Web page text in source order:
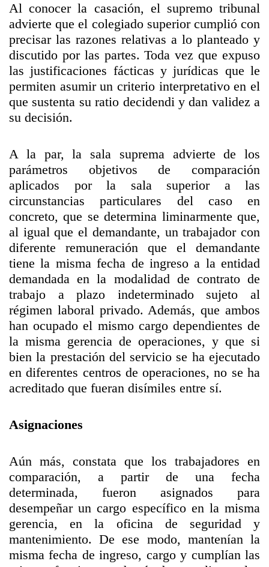
Al conocer la casación, el supremo tribunal
advierte que el colegiado superior cumplió con
precisar las razones relativas a lo planteado y
discutido por las partes. Toda vez que expuso
las justificaciones fácticas y jurídicas que le
permiten asumir un criterio interpretativo en el
que sustenta su ratio decidendi y dan validez a
su decisión.
A la par, la sala suprema advierte de los
parámetros objetivos de comparación
aplicados por la sala superior a las
circunstancias particulares del caso en
concreto, que se determina liminarmente que,
al igual que el demandante, un trabajador con
diferente remuneración que el demandante
tiene la misma fecha de ingreso a la entidad
demandada en la modalidad de contrato de
trabajo a plazo indeterminado sujeto al
régimen laboral privado. Además, que ambos
han ocupado el mismo cargo dependientes de
la misma gerencia de operaciones, y que si
bien la prestación del servicio se ha ejecutado
en diferentes centros de operaciones, no se ha
acreditado que fueran disímiles entre sí.
Asignaciones
Aún más, constata que los trabajadores en
comparación, a partir de una fecha
determinada, fueron asignados para
desempeñar un cargo específico en la misma
gerencia, en la oficina de seguridad y
mantenimiento. De ese modo, mantenían la
misma fecha de ingreso, cargo y cumplían las